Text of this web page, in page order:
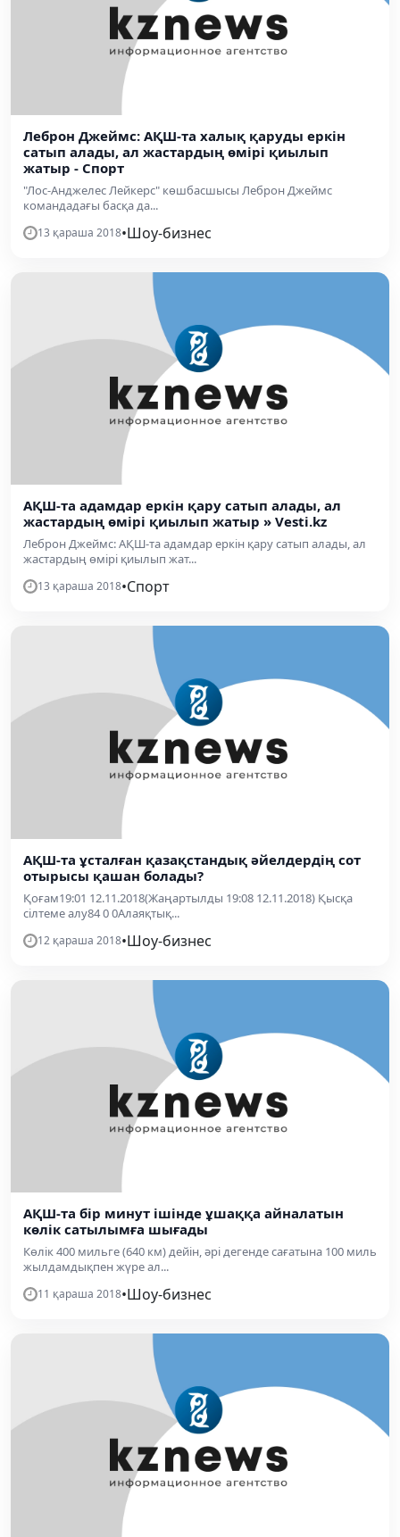
Леброн Джеймс: АҚШ-та халық қаруды еркін
сатып алады, ал жастардың өмірі қиылып
жатыр - Спорт
"Лос-Анджелес Лейкерс" көшбасшысы Леброн Джеймс
командадағы басқа да...
13 қараша 2018•Шоу-бизнес
АҚШ-та адамдар еркін қару сатып алады, ал
жастардың өмірі қиылып жатыр » Vesti.kz
Леброн Джеймс: АҚШ-та адамдар еркін қару сатып алады, ал
жастардың өмірі қиылып жат...
13 қараша 2018•Спорт
АҚШ-та ұсталған қазақстандық әйелдердің сот
отырысы қашан болады?
Қоғам19:01 12.11.2018(Жаңартылды 19:08 12.11.2018) Қысқа
сілтеме алу84 0 0Алаяқтық...
12 қараша 2018•Шоу-бизнес
АҚШ-та бір минут ішінде ұшаққа айналатын
көлік сатылымға шығады
Көлік 400 мильге (640 км) дейін, әрі дегенде сағатына 100 миль
жылдамдықпен жүре ал...
11 қараша 2018•Шоу-бизнес